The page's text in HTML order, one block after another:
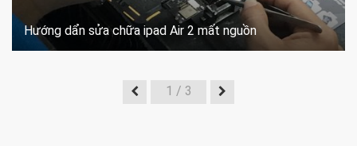
Hướng dẩn sửa chữa ipad Air 2 mất nguồn
1 / 3